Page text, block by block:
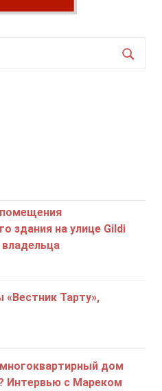
здания на улице Gildi
«Вестник Тарту»,
дом
Интервью с Мареком